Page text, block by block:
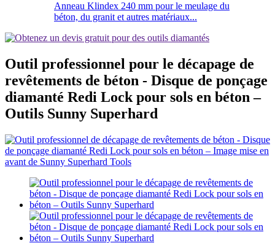
Anneau Klindex 240 mm pour le meulage du
béton, du granit et autres matériaux...
Outil professionnel pour le décapage de
revêtements de béton - Disque de ponçage
diamanté Redi Lock pour sols en béton –
Outils Sunny Superhard